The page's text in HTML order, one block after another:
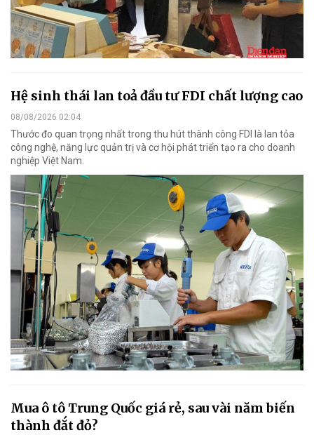
Hệ sinh thái lan toả đầu tư FDI chất lượng cao
08/08/2026 02:04
Thước đo quan trọng nhất trong thu hút thành công FDI là lan tỏa
công nghệ, năng lực quản trị và cơ hội phát triển tạo ra cho doanh
nghiệp Việt Nam.
Mua ô tô Trung Quốc giá rẻ, sau vài năm biến
thành đắt đỏ?